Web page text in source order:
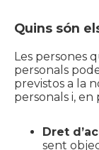
Quins són
Les persones
personals
previstos a la
personals i, en
Dret
sent